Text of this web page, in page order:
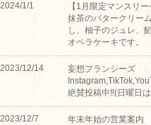
2024/1/1
【1月限定マンスリ
抹茶のバタークリー
し、柚子のジュレ、
オペラケーキです。
2023/12/14
妄想フランシーズ
絶賛投稿中‼(日曜日
2023/12/7
年末年始の営業案内